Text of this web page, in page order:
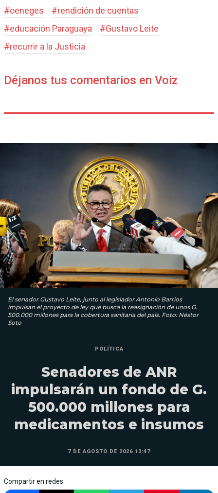
#oeneges #rendición de cuentas
#educación Paraguaya #Gustavo Leite
#recurrir a la Justicia
Déjanos tus comentarios en Voiz
El senador Gustavo Leite, junto al legislador Antonio Barrios
impulsan el proyecto de ley que busca la reasignación de unos G.
500.000 millones para la cobertura sanitaria del país. Foto: Néstor
Soto
POLÍTICA
Senadores de ANR
impulsarán un fondo de G.
500.000 millones para
medicamentos e insumos
7 DE AGOSTO DE 2026 13:47
Compartir en redes